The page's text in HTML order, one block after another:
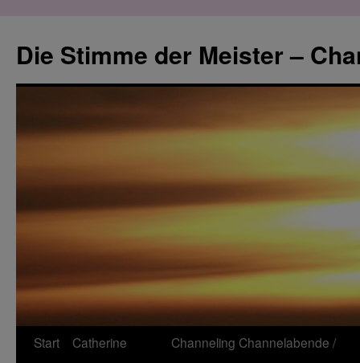
springen
Die Stimme der Meister –
Start
Catherine
Channeling Channelabende /